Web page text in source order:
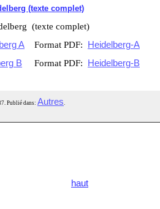
(texte complet)
(texte complet)
A Format PDF:
Heidelberg-A
B Format PDF: Heidelberg-B
Publié dans: Autres.
haut